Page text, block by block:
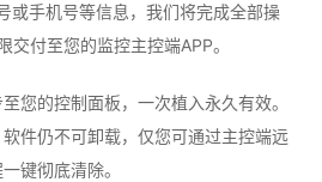
或手机号等信息，我们将完成全部操
交付至您的监控主控端APP。
您的控制面板，一次植入永久有效。
件仍不可卸载，仅您可通过主控端远
键彻底清除。